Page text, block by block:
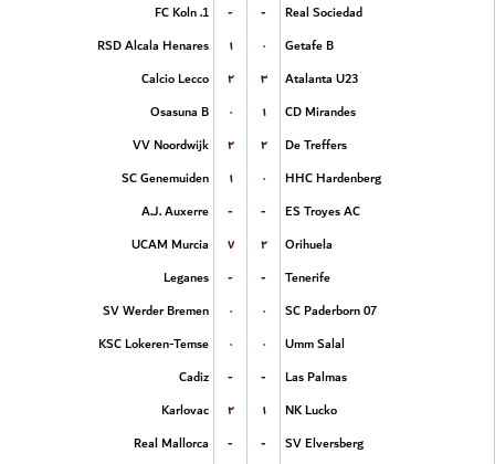
1. FC Koln
- -
Real Sociedad
RSD Alcala Henares
۱ ۰
Getafe B
Calcio Lecco
۲ ۳
Atalanta U23
Osasuna B
۰ ۱
CD Mirandes
VV Noordwijk
۲ ۲
De Treffers
SC Genemuiden
۱ ۰
HHC Hardenberg
A.J. Auxerre
- -
ES Troyes AC
UCAM Murcia
۷ ۲
Orihuela
Leganes
- -
Tenerife
SV Werder Bremen
۰ ۰
SC Paderborn 07
KSC Lokeren-Temse
۰ ۰
Umm Salal
Cadiz
- -
Las Palmas
Karlovac
۲ ۱
NK Lucko
Real Mallorca
- -
SV Elversberg